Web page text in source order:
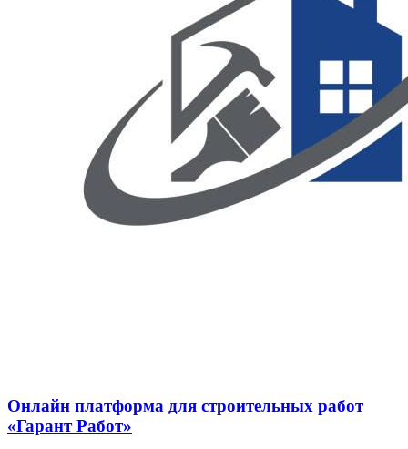
Онлайн платформа для строительных работ
«Гарант Работ»